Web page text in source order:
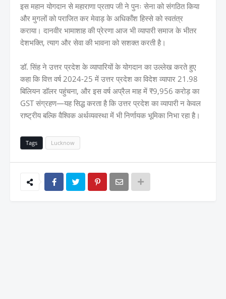
इस महान योगदान से महाराणा प्रताप जी ने पुनः सेना को संगठित किया
और मुगलों को पराजित कर मेवाड़ के अधिकाँश हिस्से को स्वतंत्र
कराया। दानवीर भामाशाह की प्रेरणा आज भी व्यापारी समाज के भीतर
देशभक्ति, त्याग और सेवा की भावना को सशक्त करती है।
डॉ. सिंह ने उत्तर प्रदेश के व्यापारियों के योगदान का उल्लेख करते हुए
कहा कि वित्त वर्ष 2024-25 में उत्तर प्रदेश का विदेश व्यापार 21.98
बिलियन डॉलर पहुंचना, और इस वर्ष अप्रैल माह में ₹9,956 करोड़ का
GST संग्रहण—यह सिद्ध करता है कि उत्तर प्रदेश का व्यापारी न केवल
राष्ट्रीय बल्कि वैश्विक अर्थव्यवस्था में भी निर्णायक भूमिका निभा रहा है।
Tags Lucknow